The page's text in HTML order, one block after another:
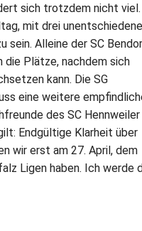
sich trotzdem nicht viel.
mit drei
sein. Alleine der SC
die Plätze, nachdem sich
kann. Die SG
eine weitere
des SC Hennweiler
Endgültige Klarheit über
wir erst am 27. April, dem
Ligen haben. Ich werde